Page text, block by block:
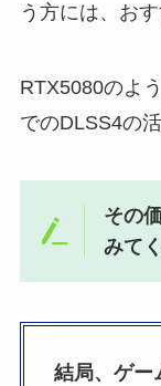
う方には、お
RTX5080のよ
でのDLSS4の
その
みて
結局、ゲー